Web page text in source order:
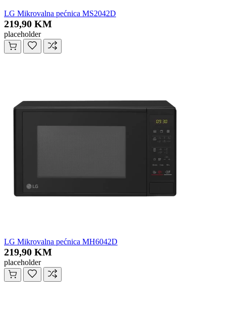
LG Mikrovalna pećnica MS2042D
219,90 KM
placeholder
LG Mikrovalna pećnica MH6042D
219,90 KM
placeholder